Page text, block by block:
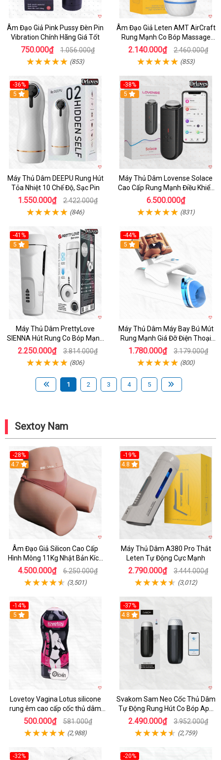
Âm Đạo Giả Pink Pussy Đèn Pin
Vibration Chính Hãng Giá Tốt
750.000₫ 1.056.000₫
(853)
Âm Đạo Giả Leten AMT AirCraft
Rung Mạnh Co Bóp Massage
Êm Ái
2.140.000₫ 2.460.000₫
(853)
-36%
Hot
5
Máy Thủ Dâm DEEPU Rung Hút
Tỏa Nhiệt 10 Chế Độ, Sạc Pin
1.550.000₫ 2.422.000₫
(846)
-38%
Hot
5
Máy Thủ Dâm Lovense Solace
Cao Cấp Rung Mạnh Điều Khiển
App
6.500.000₫
(831)
-41%
Hot
5
Máy Thủ Dâm PrettyLove
SIENNA Hút Rung Co Bóp Mạnh
Mẽ Nam
2.250.000₫ 3.814.000₫
(806)
-44%
Hot
5
Máy Thủ Dâm Máy Bay Bú Mút
Rung Mạnh Giá Đỡ Điện Thoại
Chính Hãng
1.780.000₫ 3.179.000₫
(800)
1 2 3 4 5
Sextoy Nam
-28%
4.7
Âm Đạo Giả Silicon Cao Cấp
Hình Mông 11Kg Nhật Bản Kích
Thước Như Thật
4.500.000₫ 6.250.000₫
(3,501)
-19%
Hot
4.8
Máy Thủ Dâm A380 Pro Thắt
Leten Tự Động Cực Mạnh
2.790.000₫ 3.444.000₫
(3,012)
-14%
Hot
5
Lovetoy Vagina Lotus silicone
rung êm cao cấp cốc thủ dâm
nam
500.000₫ 581.000₫
(2,988)
-37%
4.8
Svakom Sam Neo Cốc Thủ Dâm
Tự Động Rung Hút Co Bóp App
Điều Khiển
2.490.000₫ 3.952.000₫
(2,759)
-32%
-20%